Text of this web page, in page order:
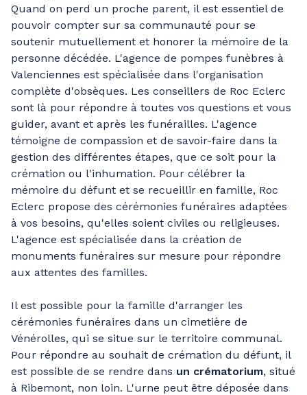
Quand on perd un proche parent, il est essentiel de
pouvoir compter sur sa communauté pour se
soutenir mutuellement et honorer la mémoire de la
personne décédée. L'agence de pompes funèbres à
Valenciennes est spécialisée dans l'organisation
complète d'obsèques. Les conseillers de Roc Eclerc
sont là pour répondre à toutes vos questions et vous
guider, avant et après les funérailles. L'agence
témoigne de compassion et de savoir-faire dans la
gestion des différentes étapes, que ce soit pour la
crémation ou l'inhumation. Pour célébrer la
mémoire du défunt et se recueillir en famille, Roc
Eclerc propose des cérémonies funéraires adaptées
à vos besoins, qu'elles soient civiles ou religieuses.
L'agence est spécialisée dans la création de
monuments funéraires sur mesure pour répondre
aux attentes des familles.
Il est possible pour la famille d'arranger les
cérémonies funéraires dans un cimetière de
Vénérolles, qui se situe sur le territoire communal.
Pour répondre au souhait de crémation du défunt, il
est possible de se rendre dans un crématorium, situé
à Ribemont, non loin. L'urne peut être déposée dans